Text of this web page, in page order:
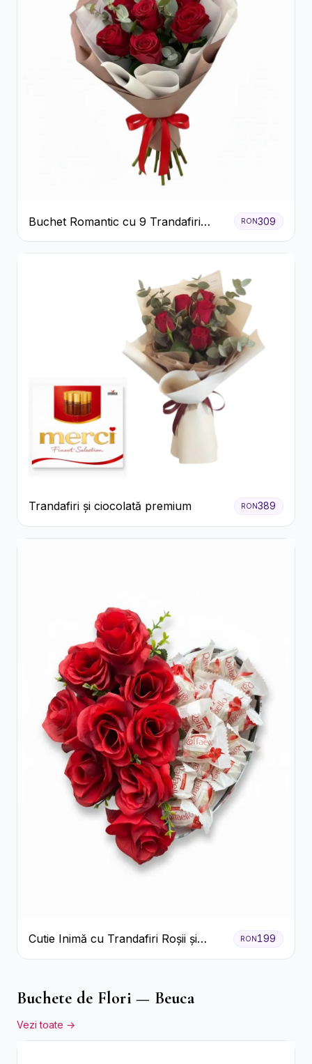
Buchet Romantic cu 9 Trandafiri
Roșii
RON309
Trandafiri și ciocolată premium RON389
Cutie Inimă cu Trandafiri Roșii și
Raffaello
RON199
Buchete de Flori — Beuca
Vezi toate →